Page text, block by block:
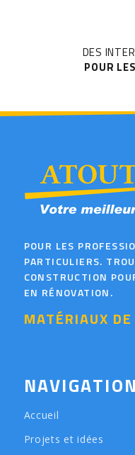
DES
POUR
POUR LES
PARTICULIERS.
CONSTRUCTION
EN RÉNOVATION.
MATÉRIAUX
NAVIGATION
Accueil
Projets et idées